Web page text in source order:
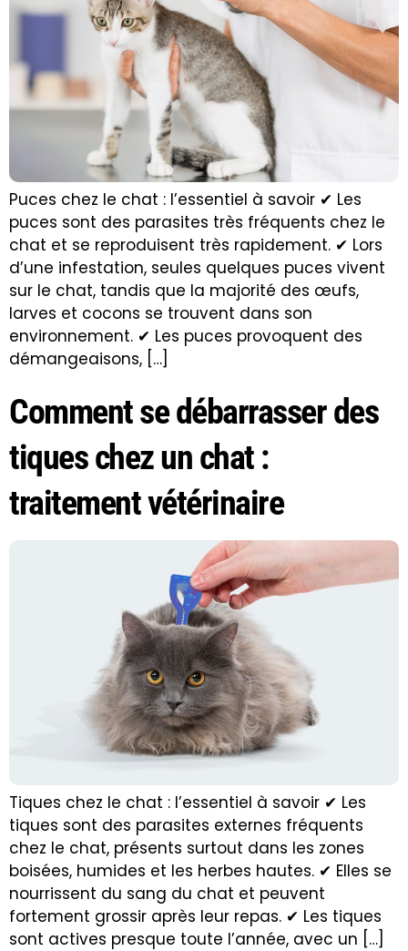
Puces chez le chat : l’essentiel à savoir ✔ Les
puces sont des parasites très fréquents chez le
chat et se reproduisent très rapidement. ✔ Lors
d’une infestation, seules quelques puces vivent
sur le chat, tandis que la majorité des œufs,
larves et cocons se trouvent dans son
environnement. ✔ Les puces provoquent des
démangeaisons, […]
Comment se débarrasser des
tiques chez un chat :
traitement vétérinaire
Tiques chez le chat : l’essentiel à savoir ✔ Les
tiques sont des parasites externes fréquents
chez le chat, présents surtout dans les zones
boisées, humides et les herbes hautes. ✔ Elles se
nourrissent du sang du chat et peuvent
fortement grossir après leur repas. ✔ Les tiques
sont actives presque toute l’année, avec un […]